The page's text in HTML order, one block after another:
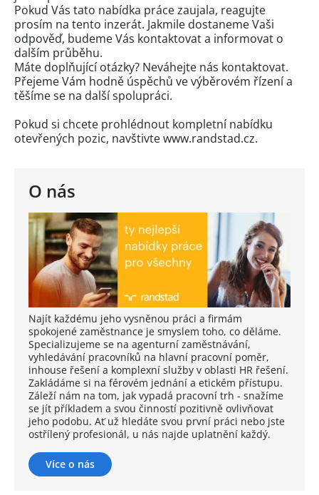
O nás
Najít každému jeho vysněnou práci a firmám
spokojené zaměstnance je smyslem toho, co děláme.
Specializujeme se na agenturní zaměstnávání,
vyhledávání pracovníků na hlavní pracovní poměr,
inhouse řešení a komplexní služby v oblasti HR řešení.
Zakládáme si na férovém jednání a etickém přístupu.
Záleží nám na tom, jak vypadá pracovní trh - snažíme
se jít příkladem a svou činností pozitivně ovlivňovat
jeho podobu. Ať už hledáte svou první práci nebo jste
ostřílený profesionál, u nás najde uplatnění každý.
Více o nás
Pokud Vás tato nabídka práce zaujala, reagujte
prosím na tento inzerát. Jakmile dostaneme Vaši
odpověď, budeme Vás kontaktovat a informovat o
dalším průběhu.
Máte doplňující otázky? Neváhejte nás kontaktovat.
Přejeme Vám hodně úspěchů ve výběrovém řízení a
těšíme se na další spolupráci.
Pokud si chcete prohlédnout kompletní nabídku
otevřených pozic, navštivte www.randstad.cz.